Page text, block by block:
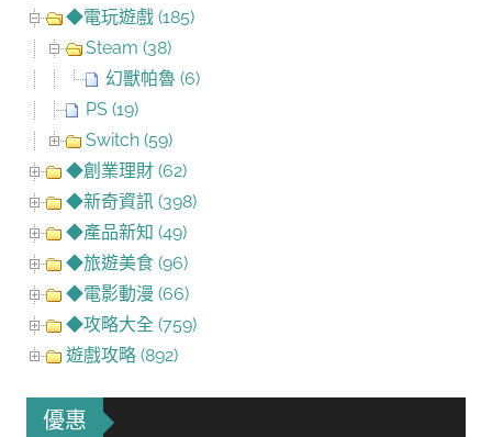
◆電玩遊戲 (185)
Steam (38)
幻獸帕魯 (6)
PS (19)
Switch (59)
◆創業理財 (62)
◆新奇資訊 (398)
◆產品新知 (49)
◆旅遊美食 (96)
◆電影動漫 (66)
◆攻略大全 (759)
遊戲攻略 (892)
優惠